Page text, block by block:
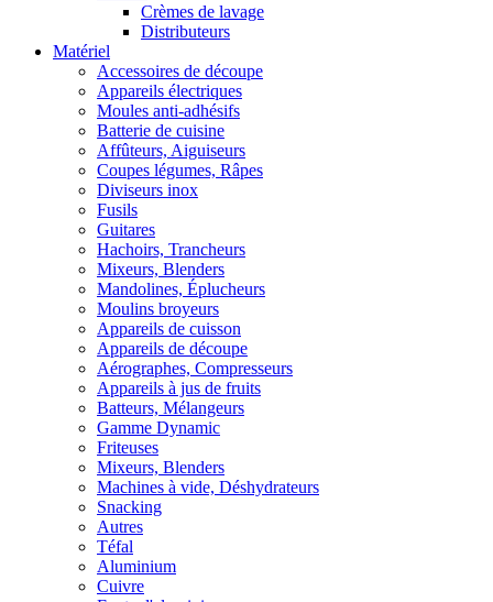
Crèmes de lavage
Distributeurs
Matériel
Accessoires de découpe
Appareils électriques
Moules anti-adhésifs
Batterie de cuisine
Affûteurs, Aiguiseurs
Coupes légumes, Râpes
Diviseurs inox
Fusils
Guitares
Hachoirs, Trancheurs
Mixeurs, Blenders
Mandolines, Éplucheurs
Moulins broyeurs
Appareils de cuisson
Appareils de découpe
Aérographes, Compresseurs
Appareils à jus de fruits
Batteurs, Mélangeurs
Gamme Dynamic
Friteuses
Mixeurs, Blenders
Machines à vide, Déshydrateurs
Snacking
Autres
Téfal
Aluminium
Cuivre